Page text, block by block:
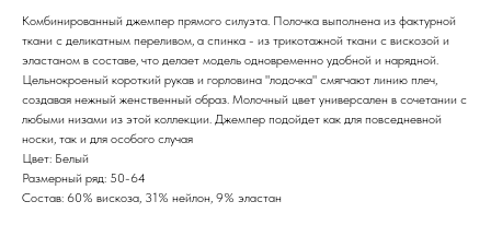
Комбинированный джемпер прямого силуэта. Полочка выполнена из фактурной
ткани с деликатным переливом, а спинка - из трикотажной ткани с вискозой и
эластаном в составе, что делает модель одновременно удобной и нарядной.
Цельнокроеный короткий рукав и горловина "лодочка" смягчают линию плеч,
создавая нежный женственный образ. Молочный цвет универсален в сочетании с
любыми низами из этой коллекции. Джемпер подойдет как для повседневной
носки, так и для особого случая
Цвет: Белый
Размерный ряд: 50-64
Состав: 60% вискоза, 31% нейлон, 9% эластан